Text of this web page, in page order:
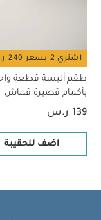
اشتري 2 بسعر 240 ر.س
طقم ألبسة قطعة
بأكمام قصيرة قماش
عضوي بلون أبيض - 5 قطع
139 ر.س
اضف للحقيبة